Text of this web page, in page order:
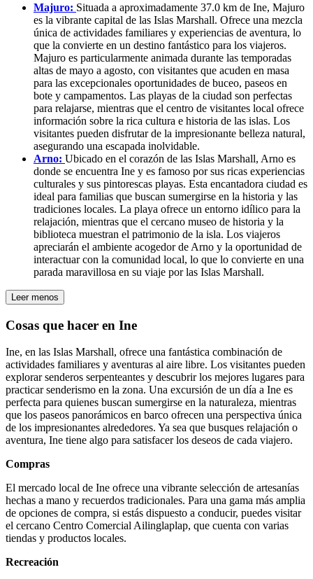
Majuro: Situada a aproximadamente 37.0 km de Ine, Majuro
es la vibrante capital de las Islas Marshall. Ofrece una mezcla
única de actividades familiares y experiencias de aventura, lo
que la convierte en un destino fantástico para los viajeros.
Majuro es particularmente animada durante las temporadas
altas de mayo a agosto, con visitantes que acuden en masa
para las excepcionales oportunidades de buceo, paseos en
bote y campamentos. Las playas de la ciudad son perfectas
para relajarse, mientras que el centro de visitantes local ofrece
información sobre la rica cultura e historia de las islas. Los
visitantes pueden disfrutar de la impresionante belleza natural,
asegurando una escapada inolvidable.
Arno: Ubicado en el corazón de las Islas Marshall, Arno es
donde se encuentra Ine y es famoso por sus ricas experiencias
culturales y sus pintorescas playas. Esta encantadora ciudad es
ideal para familias que buscan sumergirse en la historia y las
tradiciones locales. La playa ofrece un entorno idílico para la
relajación, mientras que el cercano museo de historia y la
biblioteca muestran el patrimonio de la isla. Los viajeros
apreciarán el ambiente acogedor de Arno y la oportunidad de
interactuar con la comunidad local, lo que lo convierte en una
parada maravillosa en su viaje por las Islas Marshall.
Leer menos
Cosas que hacer en Ine
Ine, en las Islas Marshall, ofrece una fantástica combinación de
actividades familiares y aventuras al aire libre. Los visitantes pueden
explorar senderos serpenteantes y descubrir los mejores lugares para
practicar senderismo en la zona. Una excursión de un día a Ine es
perfecta para quienes buscan sumergirse en la naturaleza, mientras
que los paseos panorámicos en barco ofrecen una perspectiva única
de los impresionantes alrededores. Ya sea que busques relajación o
aventura, Ine tiene algo para satisfacer los deseos de cada viajero.
Compras
El mercado local de Ine ofrece una vibrante selección de artesanías
hechas a mano y recuerdos tradicionales. Para una gama más amplia
de opciones de compra, si estás dispuesto a conducir, puedes visitar
el cercano Centro Comercial Ailinglaplap, que cuenta con varias
tiendas y productos locales.
Recreación